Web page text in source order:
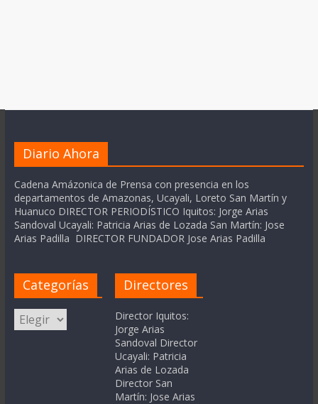
Diario Ahora
Cadena Amázonica de Prensa con presencia en los
departamentos de Amazonas, Ucayali, Loreto San Martín y
Huanuco DIRECTOR PERIODÍSTICO Iquitos: Jorge Arias
Sandoval Ucayali: Patricia Arias de Lozada San Martín: Jose
Arias Padilla DIRECTOR FUNDADOR Jose Arias Padilla
Categorías
Categorías
Directores
Director Iquitos:
Jorge Arias
Sandoval Director
Ucayali: Patricia
Arias de Lozada
Director San
Martín: Jose Arias